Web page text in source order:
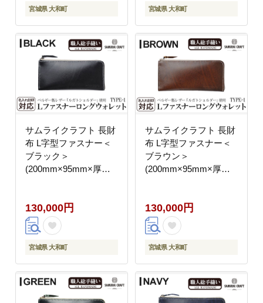
ッション 小物 Samurai
Field】ta284-red
宮城県 大和町
ッション 小物 Samurai
Field】ta284-wine
宮城県 大和町
サムライクラフト 長財
布 L字型ファスナー＜
ブラック＞
(200mm×95mm×厚み
サイフ 名入れ ギフト
ルガトショルダー 本格
シンプル ファッション
日本製 手縫い ハンドメ
式会社Stand Field】
ta274-black
130,000円
宮城県 大和町
サムライクラフト 長財
布 L字型ファスナー＜
ブラウン＞
(200mm×95mm×厚み
サイフ 名入れ ギフト
ルガトショルダー 本格
シンプル ファッション
日本製 手縫い ハンドメ
式会社Stand Field】
ta274-brown
130,000円
宮城県 大和町